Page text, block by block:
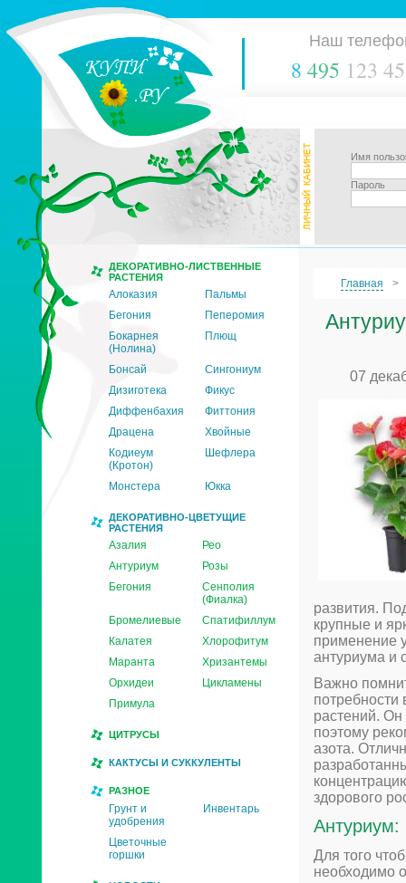
Наш
8 495 123
Имя
Пароль
ДЕКОРАТИВНО-ЛИСТВЕННЫЕ
РАСТЕНИЯ
Алоказия
Пальмы
Бегония
Пеперомия
Бокарнея
(Нолина)
Плющ
Бонсай
Сингониум
Дизиготека
Фикус
Диффенбахия
Фиттония
Драцена
Хвойные
Кодиеум
(Кротон)
Шефлера
Монстера Юкка
ДЕКОРАТИВНО-ЦВЕТУЩИЕ
РАСТЕНИЯ
Азалия
Рео
Антуриум
Розы
Бегония
Сенполия
(Фиалка)
Бромелиевые
Спатифиллум
Калатея
Хлорофитум
Маранта
Хризантемы
Орхидеи
Цикламены
Примула
ЦИТРУСЫ
КАКТУСЫ И СУККУЛЕНТЫ
РАЗНОЕ
Грунт и
удобрения
Инвентарь
Цветочные
горшки
Главная
07
развития.
крупные и
применение
антуриума и
Важно
потребности
растений. Он
поэтому
азота.
здорового
Антуриум:
Для того
необходимо